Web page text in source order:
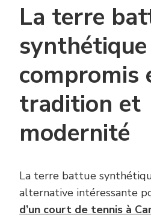
La terre
compromis
tradition et
modernité
La terre battue
alternative intéressante
d’un court de tennis à